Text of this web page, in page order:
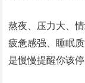
熬夜、压力大、
疲惫感强、睡眠
是慢慢提醒你该停